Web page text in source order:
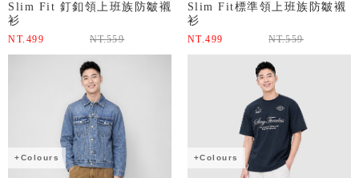
Slim Fit 釘釦領上班族防皺襯
衫
NT. 499 NT.559
Slim Fit標準領上班族防皺襯
衫
NT.499 NT.559
+Colours +Colours